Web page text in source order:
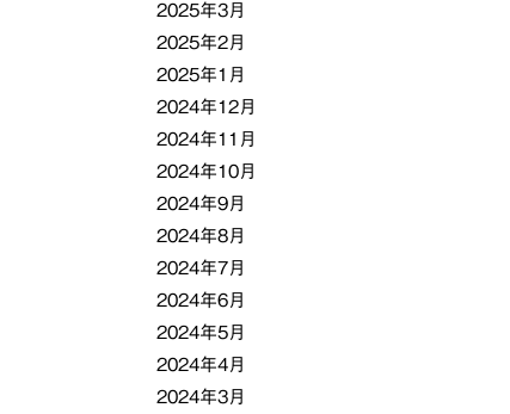
2025年3月
2025年2月
2025年1月
2024年12月
2024年11月
2024年10月
2024年9月
2024年8月
2024年7月
2024年6月
2024年5月
2024年4月
2024年3月